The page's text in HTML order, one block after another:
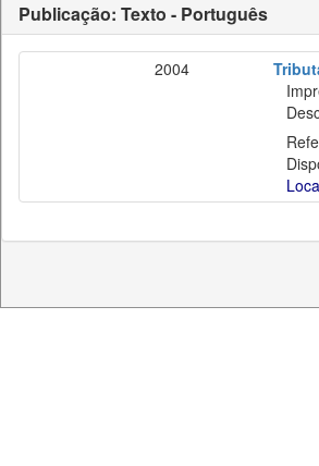
Publicação: Texto - Português
2004